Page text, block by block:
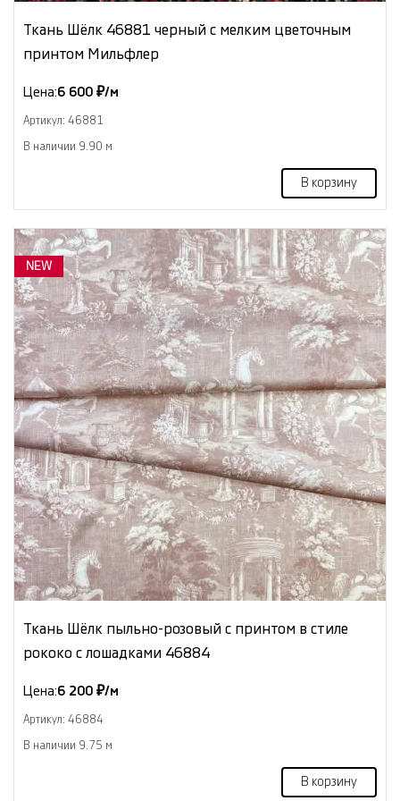
Ткань Шёлк 46881 черный с мелким цветочным
принтом Мильфлер
Цена:6 600 ₽/м
Артикул: 46881
В наличии 9.90 м
В корзину
NEW
Ткань Шёлк пыльно-розовый с принтом в стиле
рококо с лошадками 46884
Цена:6 200 ₽/м
Артикул: 46884
В наличии 9.75 м
В корзину